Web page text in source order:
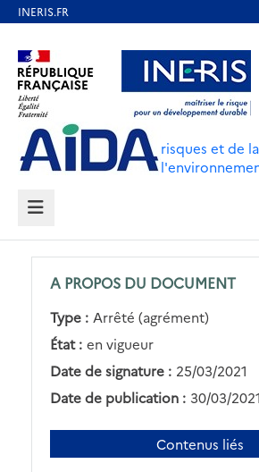
contenu
principal
Aller au contenu Aller au
Aller au pied de page
risques et de
MENU
A PROPOS DU DOCUMENT
Type : Arrêté (agrément)
État : en vigueur
Date de signature : 25/03/2021
Date de publication : 30/03/2021
Contenus liés